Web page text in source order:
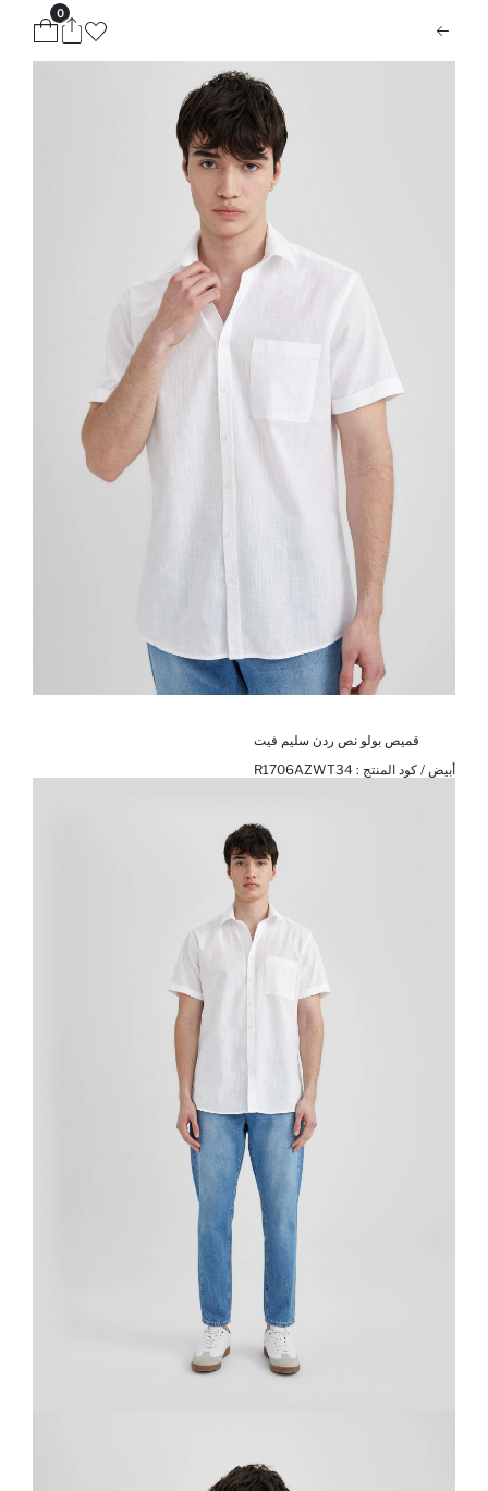
0
قميص بولو نص ردن سليم فيت
أبيض / كود المنتج : R1706AZWT34